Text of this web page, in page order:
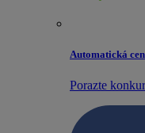
Automatická
Porazte